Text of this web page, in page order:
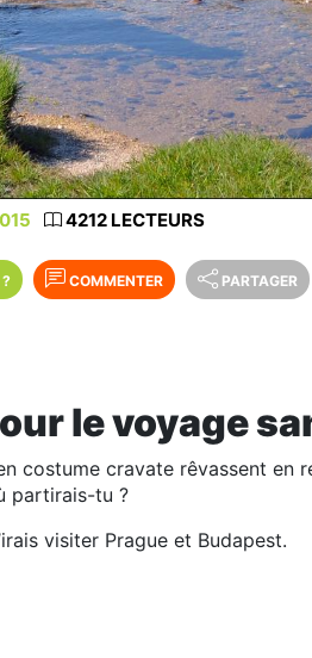
4212 LECTEURS
? COMMENTER PARTAGER
le voyage
costume cravate rêvassent en
partirais-tu ?
visiter Prague et Budapest.